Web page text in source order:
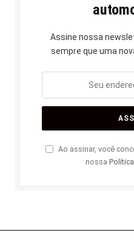
Assine nossa
sempre que uma
Ao assinar, você
nossa